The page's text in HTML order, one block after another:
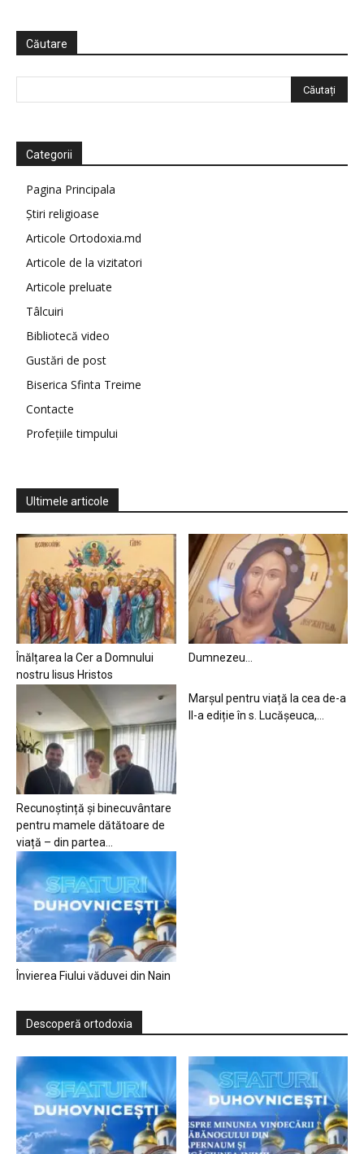
Căutare
Categorii
Pagina Principala
Știri religioase
Articole Ortodoxia.md
Articole de la vizitatori
Articole preluate
Tâlcuiri
Bibliotecă video
Gustări de post
Biserica Sfinta Treime
Contacte
Profețiile timpului
Ultimele articole
Înălțarea la Cer a Domnului
nostru Iisus Hristos
Dumnezeu…
Recunoștință și binecuvântare
pentru mamele dătătoare de
viață – din partea...
Marșul pentru viață la cea de-a
II-a ediție în s. Lucășeuca,...
Învierea Fiului văduvei din Nain
Descoperă ortodoxia